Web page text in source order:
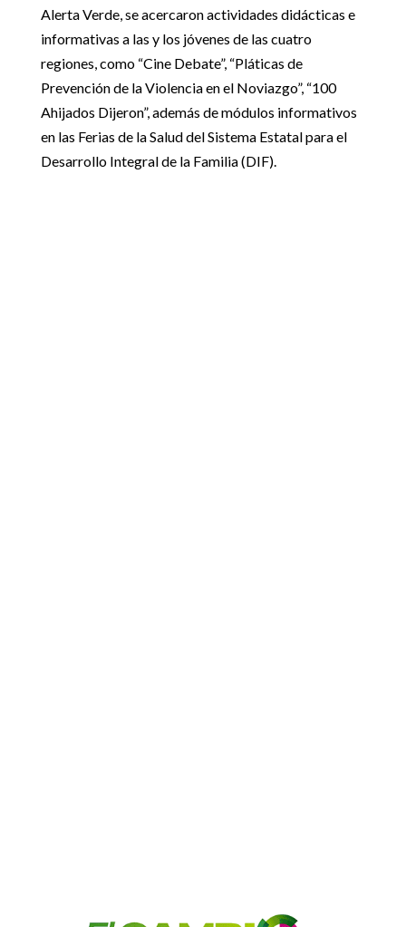
Alerta Verde, se acercaron actividades didácticas e
informativas a las y los jóvenes de las cuatro
regiones, como “Cine Debate”, “Pláticas de
Prevención de la Violencia en el Noviazgo”, “100
Ahijados Dijeron”, además de módulos informativos
en las Ferias de la Salud del Sistema Estatal para el
Desarrollo Integral de la Familia (DIF).